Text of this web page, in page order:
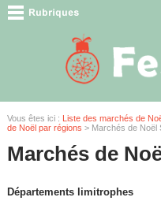
Vous êtes ici : Liste des marchés de
de Noël par régions > Marchés de Noël
Marchés de
Départements limitrophes